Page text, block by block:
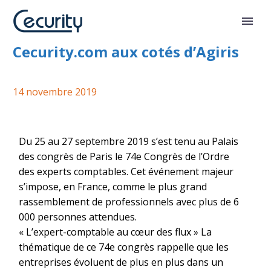
Congrès des experts-comptables :
Cecurity.com aux cotés d’Agiris
14 novembre 2019
Du 25 au 27 septembre 2019 s’est tenu au Palais
des congrès de Paris le 74e Congrès de l’Ordre
des experts comptables. Cet événement majeur
s’impose, en France, comme le plus grand
rassemblement de professionnels avec plus de 6
000 personnes attendues.
« L’expert-comptable au cœur des flux » La
thématique de ce 74e congrès rappelle que les
entreprises évoluent de plus en plus dans un